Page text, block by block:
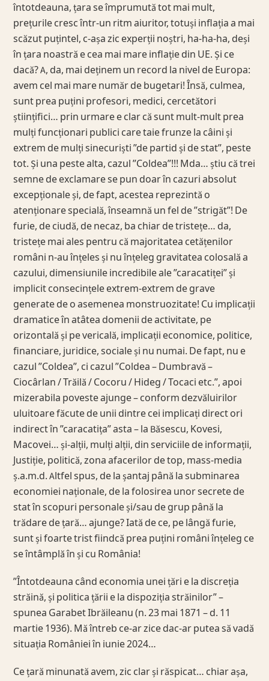
întotdeauna, țara se împrumută tot mai mult,
prețurile cresc într-un ritm aiuritor, totuși inflația a mai
scăzut puțintel, c-așa zic experții noștri, ha-ha-ha, deși
în țara noastră e cea mai mare inflație din UE. Și ce
dacă? A, da, mai deținem un record la nivel de Europa:
avem cel mai mare număr de bugetari! Însă, culmea,
sunt prea puțini profesori, medici, cercetători
științifici… prin urmare e clar că sunt mult-mult prea
mulți funcționari publici care taie frunze la câini și
extrem de mulți sinecuriști ”de partid și de stat”, peste
tot. Și una peste alta, cazul ”Coldea”!!! Mda… știu că trei
semne de exclamare se pun doar în cazuri absolut
excepționale și, de fapt, acestea reprezintă o
atenționare specială, înseamnă un fel de ”strigăt”! De
furie, de ciudă, de necaz, ba chiar de tristețe… da,
tristețe mai ales pentru că majoritatea cetățenilor
români n-au înțeles și nu înțeleg gravitatea colosală a
cazului, dimensiunile incredibile ale ”caracatiței” și
implicit consecințele extrem-extrem de grave
generate de o asemenea monstruozitate! Cu implicații
dramatice în atâtea domenii de activitate, pe
orizontală și pe vericală, implicații economice, politice,
financiare, juridice, sociale și nu numai. De fapt, nu e
cazul ”Coldea”, ci cazul ”Coldea – Dumbravă –
Ciocârlan / Trăilă / Cocoru / Hideg / Tocaci etc.”, apoi
mizerabila poveste ajunge – conform dezvăluirilor
uluitoare făcute de unii dintre cei implicați direct ori
indirect în ”caracatița” asta – la Băsescu, Kovesi,
Macovei… și-alții, mulți alții, din serviciile de informații,
Justiție, politică, zona afacerilor de top, mass-media
ș.a.m.d. Altfel spus, de la șantaj până la subminarea
economiei naționale, de la folosirea unor secrete de
stat în scopuri personale și/sau de grup până la
trădare de țară… ajunge? Iată de ce, pe lângă furie,
sunt și foarte trist fiindcă prea puțini români înțeleg ce
se întâmplă în și cu România!
”Întotdeauna când economia unei țări e la discreția
străină, și politica țării e la dispoziția străinilor” –
spunea Garabet Ibrăileanu (n. 23 mai 1871 – d. 11
martie 1936). Mă întreb ce-ar zice dac-ar putea să vadă
situația României în iunie 2024…
Ce țară minunată avem, zic clar și răspicat… chiar așa,